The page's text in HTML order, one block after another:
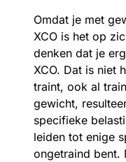
Omdat je met
XCO is het op
denken dat je
XCO. Dat is niet
traint, ook al
gewicht,
specifieke
leiden tot enige
ongetraind bent.